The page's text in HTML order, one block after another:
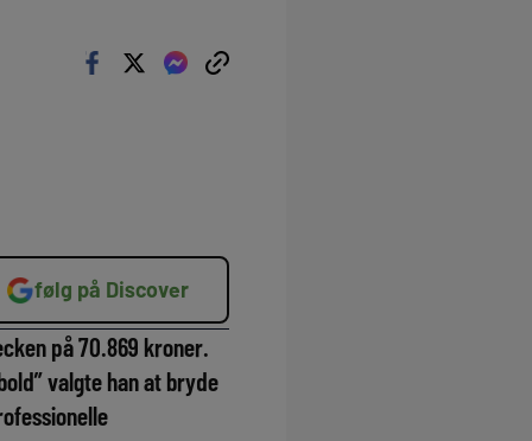
følg på Discover
på 70.869 kroner.
valgte han at bryde